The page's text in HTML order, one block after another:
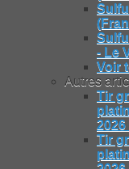
- Le
Voir
Autres
Tir
Tir